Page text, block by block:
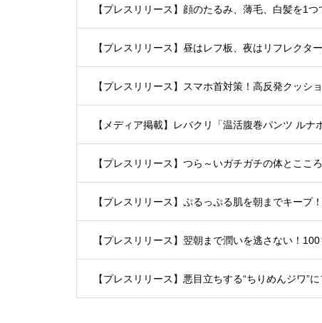
【プレスリリース】顔のたるみ、薄毛、白髪を1
【プレスリリース】昼はレフ板、夜はリフレクタ
【プレスリリース】スマホ首対策！高反発クッシ
【メディア掲載】レバクリ「温活腹巻パンツ ルナ
【プレスリリース】つら～いガチガチの体とこ
【プレスリリース】翌朝まで潤いを逃さない！